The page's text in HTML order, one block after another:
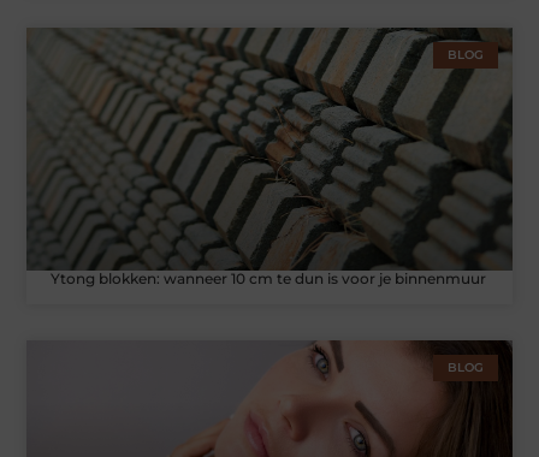
BLOG
Ytong blokken: wanneer 10 cm te dun is voor je binnenmuur
BLOG